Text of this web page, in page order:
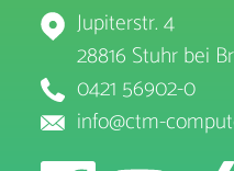
Jupiterstr. 4
28816 Stuhr bei
0421 56902-0
info@ctm-